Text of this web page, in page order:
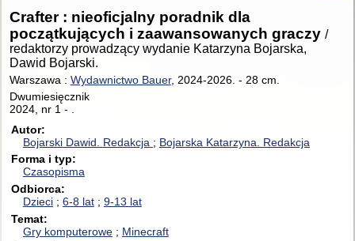
Crafter : nieoficjalny poradnik dla
początkujących i zaawansowanych graczy /
redaktorzy prowadzący wydanie Katarzyna Bojarska,
Dawid Bojarski.
Warszawa : Wydawnictwo Bauer, 2024-2026. - 28 cm.
Dwumiesięcznik
2024, nr 1 - .
Autor
Bojarski Dawid. Redakcja Bojarska Katarzyna. Redakcja
Forma i typ
Czasopisma
Odbiorca
Dzieci
6-8 lat
9-13 lat
Temat
Gry komputerowe
Minecraft